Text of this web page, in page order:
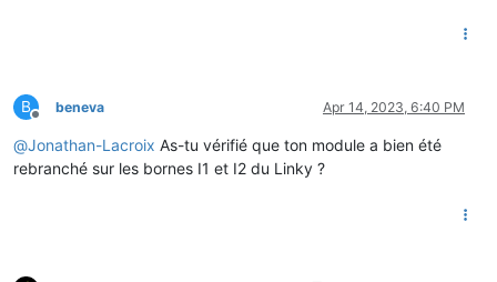
B
Offline
beneva Apr 14, 2023, 6:40 PM
@Jonathan-Lacroix As-tu vérifié que ton module a bien été
rebranché sur les bornes I1 et I2 du Linky ?